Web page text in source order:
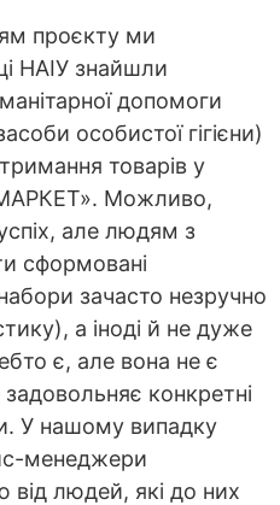
проєкту ми
НАІУ знайшли
допомоги
особистої гігієни)
товарів у
Можливо,
але людям з
сформовані
набори зачасто незручно
а іноді й не дуже
є, але вона не є
задовольняє конкретні
У нашому випадку
менеджери
від людей, які до них